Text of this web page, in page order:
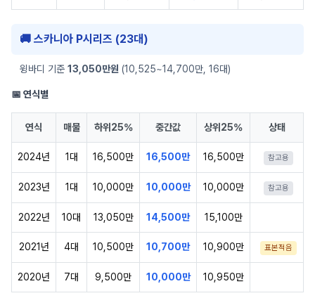
🚚 스카니아 P시리즈 (23대)
윙바디 기준 13,050만원 (10,525~14,700만, 16대)
📅 연식별
연식 매물 하위25% 중간값 상위25% 상태
2024년 1대 16,500만 16,500만 16,500만 참고용
2023년 1대 10,000만 10,000만 10,000만 참고용
2022년 10대 13,050만 14,500만 15,100만
2021년 4대 10,500만 10,700만 10,900만 표본적음
2020년 7대 9,500만 10,000만 10,950만